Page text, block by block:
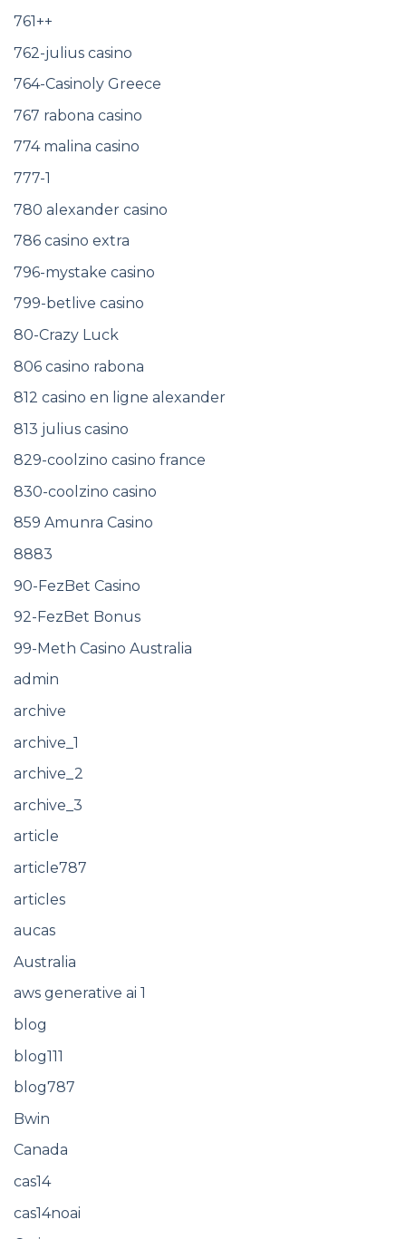
761++
762-julius casino
764-Casinoly Greece
767 rabona casino
774 malina casino
777-1
780 alexander casino
786 casino extra
796-mystake casino
799-betlive casino
80-Crazy Luck
806 casino rabona
812 casino en ligne alexander
813 julius casino
829-coolzino casino france
830-coolzino casino
859 Amunra Casino
8883
90-FezBet Casino
92-FezBet Bonus
99-Meth Casino Australia
admin
archive
archive_1
archive_2
archive_3
article
article787
articles
aucas
Australia
aws generative ai 1
blog
blog111
blog787
Bwin
Canada
cas14
cas14noai